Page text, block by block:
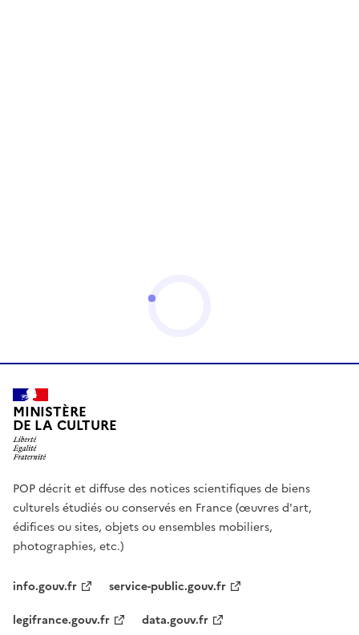
MINISTÈRE
DE LA CULTURE
POP décrit et diffuse des notices scientifiques de biens
culturels étudiés ou conservés en France (œuvres d'art,
édifices ou sites, objets ou ensembles mobiliers,
photographies, etc.)
info.gouv.fr
service-public.gouv.fr
legifrance.gouv.fr
data.gouv.fr